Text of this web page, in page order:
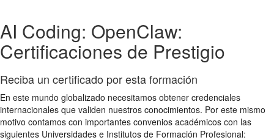
AI Coding: OpenClaw:
Certificaciones de Prestigio
Reciba un certificado por esta formación
En este mundo globalizado necesitamos obtener credenciales
internacionales que validen nuestros conocimientos. Por este mismo
motivo contamos con importantes convenios académicos con las
siguientes Universidades e Institutos de Formación Profesional: